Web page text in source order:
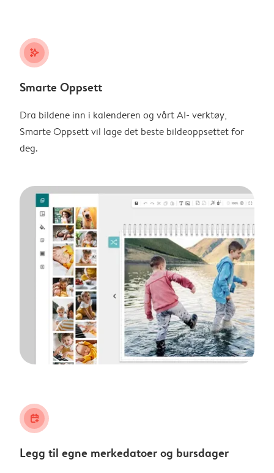
stars_plus
Smarte Oppsett
Dra bildene inn i kalenderen og vårt AI- verktøy,
Smarte Oppsett vil lage det beste bildeoppsettet for
deg.
calendar_plus
Legg til egne merkedatoer og bursdager